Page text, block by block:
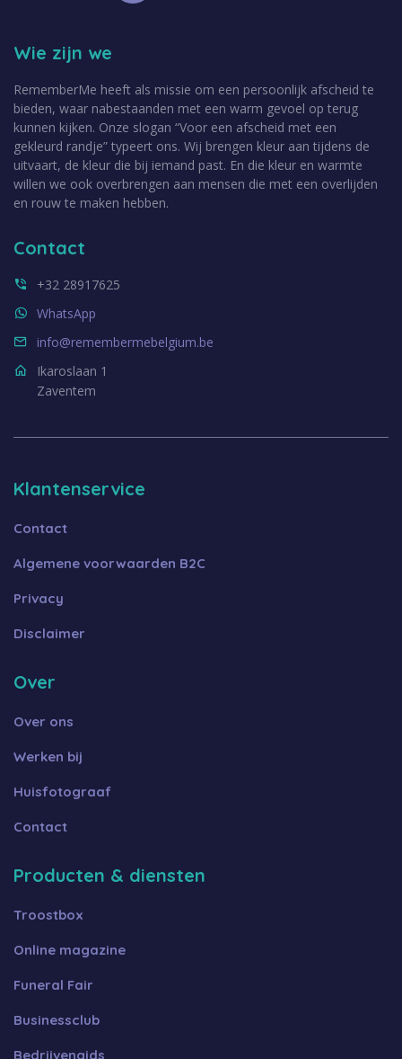
Contact
+32 28917625
WhatsApp
info@remembermebelgium.be
Ikaroslaan 1
Zaventem
Wie zijn we
RememberMe heeft als missie om een persoonlijk afscheid te
bieden, waar nabestaanden met een warm gevoel op terug
kunnen kijken. Onze slogan “Voor een afscheid met een
gekleurd randje” typeert ons. Wij brengen kleur aan tijdens de
uitvaart, de kleur die bij iemand past. En die kleur en warmte
willen we ook overbrengen aan mensen die met een overlijden
en rouw te maken hebben.
Klantenservice
Contact
Algemene voorwaarden B2C
Privacy
Disclaimer
Over
Over ons
Werken bij
Huisfotograaf
Contact
Producten & diensten
Troostbox
Online magazine
Funeral Fair
Businessclub
Bedrijvengids